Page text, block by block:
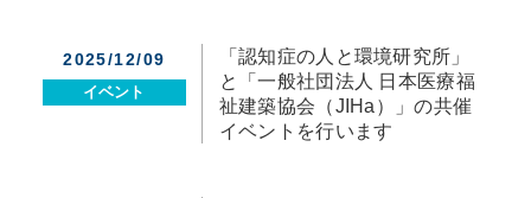
2025/12/09
イベント
「認知症の人と環境研究所」
と「一般社団法人 日本医療福
祉建築協会（JIHa）」の共催
イベントを行います